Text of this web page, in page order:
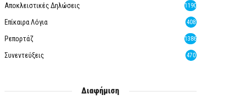
Αποκλειστικές Δηλώσεις 1190
Επίκαιρα Λόγια 408
Ρεπορτάζ 1386
Συνεντεύξεις 470
Διαφήμιση